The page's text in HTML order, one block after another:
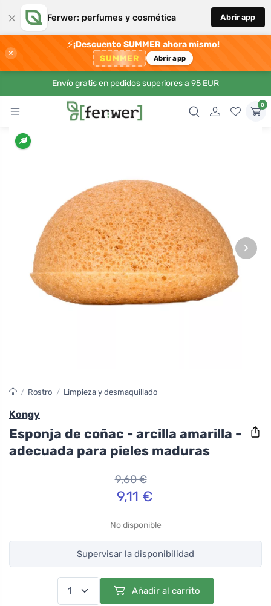
× Ferwer: perfumes y cosmética Abrir app
×
⚡¡Descuento SUMMER ahora mismo!
SUMMER Abrir app
Envío gratis en pedidos superiores a 95 EUR
0
›
/ Rostro / Limpieza y desmaquillado
Kongy
Esponja de coñac - arcilla amarilla -
adecuada para pieles maduras
9,60 €
9,11 €
No disponible
Supervisar la disponibilidad
Añadir al carrito